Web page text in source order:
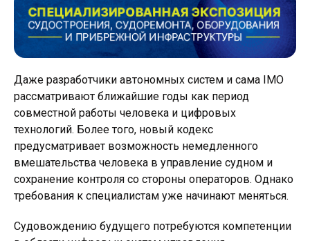
Даже разработчики автономных систем и сама IMO
рассматривают ближайшие годы как период
совместной работы человека и цифровых
технологий. Более того, новый кодекс
предусматривает возможность немедленного
вмешательства человека в управление судном и
сохранение контроля со стороны операторов. Однако
требования к специалистам уже начинают меняться.
Судовождению будущего потребуются компетенции